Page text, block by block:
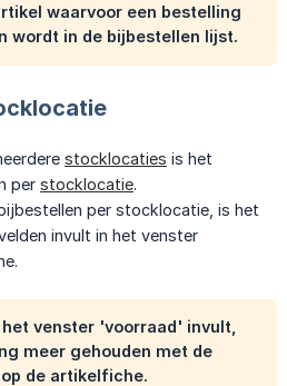
waarvoor een bestelling
wordt in de bijbestellen lijst.
stocklocaties is het
per stocklocatie.
per stocklocatie, is het
invult in het venster
venster 'voorraad' invult,
meer gehouden met de
de artikelfiche.